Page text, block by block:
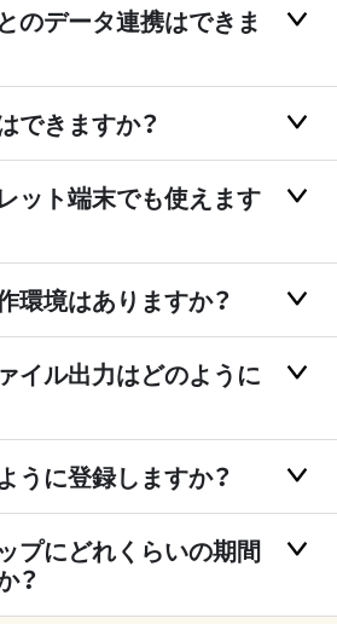
のデータ連携はできま
できますか？
ット端末でも使えます
環境はありますか？
イル出力はどのように
うに登録しますか？
プにどれくらいの期間
？